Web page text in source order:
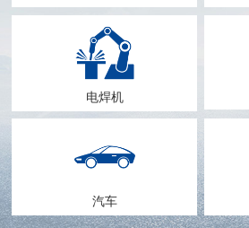
电焊机
汽车